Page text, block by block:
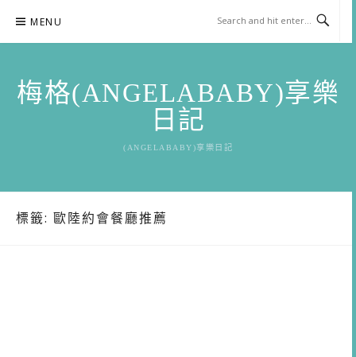
content
MENU
梅格(ANGELABABY)享樂
日記
(ANGELABABY)享樂日記
標籤: 歐陸約會餐廳推薦